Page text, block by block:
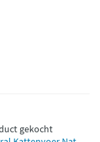
gekocht